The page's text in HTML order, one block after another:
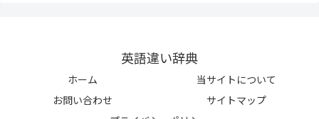
英語違い辞典
ホーム
当サイトについて
お問い合わせ
サイトマップ